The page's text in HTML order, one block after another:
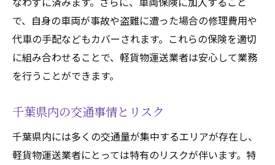
で、自身の車両が事故や盗難に遭った場合の修理費用や
代車の手配などもカバーされます。これらの保険を適切
に組み合わせることで、軽貨物運送業者は安心して業務
を行うことができます。
千葉県内の交通事情とリスク
千葉県内には多くの交通量が集中するエリアが存在し、
軽貨物運送業者にとっては特有のリスクが伴います。特